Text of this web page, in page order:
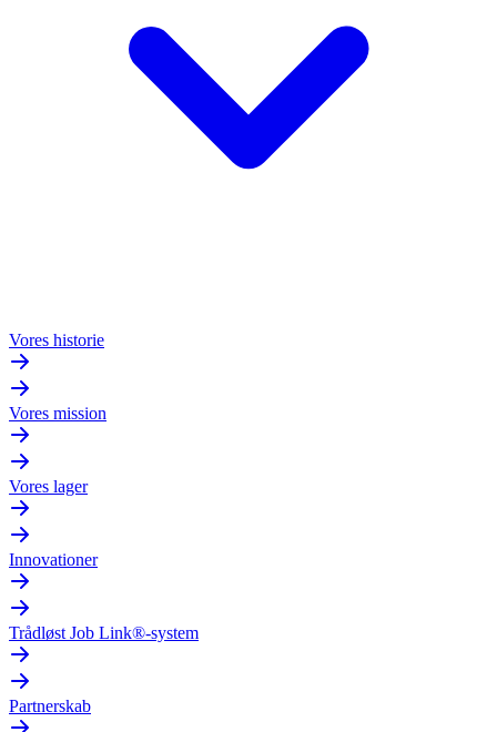
Vores historie
Vores mission
Vores lager
Innovationer
Trådløst Job Link®-system
Partnerskab